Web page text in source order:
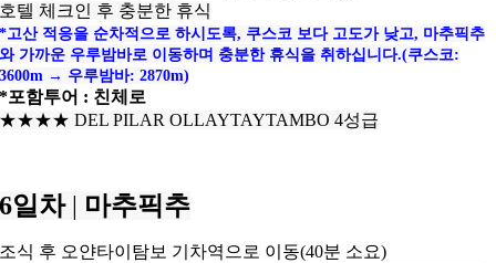
호텔 체크인 후 충분한 휴식
*고산 적응을 순차적으로 하시도록, 쿠스코 보다 고도가 낮고, 마추픽추
와 가까운 우루밤바로 이동하며 충분한 휴식을 취하십니다.(쿠스코:
3600m → 우루밤바: 2870m)
*포함투어 : 친체로
★★★★DEL PILAR OLLAYTAYTAMBO 4성급
6일차 | 마추픽추
조식 후 오얀타이탐보 기차역으로 이동(40분 소요)